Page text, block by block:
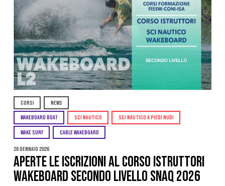
CORSI NEWS
WAKEBOARD BOAT SCI NAUTICO SCI NAUTICO A PIEDI NUDI
WAKE SURF CABLE WAKEBOARD
26 Gennaio 2026
APERTE LE ISCRIZIONI AL CORSO ISTRUTTORI
WAKEBOARD SECONDO LIVELLO SNaQ 2026